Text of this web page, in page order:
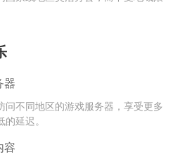
器
问不同地区的游戏服务器，享受更多
延迟。
容